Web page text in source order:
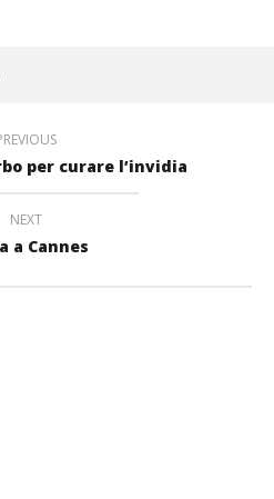
per curare l’invidia
NEXT
a Cannes